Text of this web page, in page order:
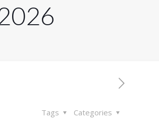
Categories
Tags